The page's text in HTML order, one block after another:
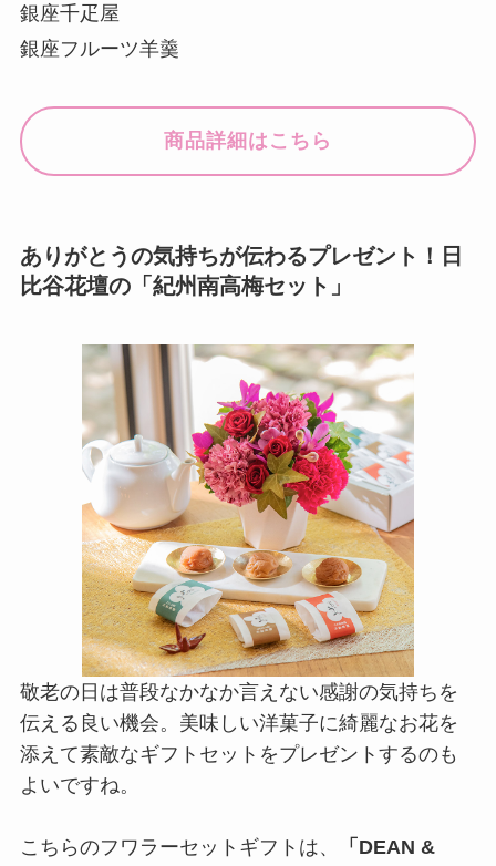
銀座千疋屋
銀座フルーツ羊羹
商品詳細はこちら
ありがとうの気持ちが伝わるプレゼント！日
比谷花壇の「紀州南高梅セット」
敬老の日は普段なかなか言えない感謝の気持ちを
伝える良い機会。美味しい洋菓子に綺麗なお花を
添えて素敵なギフトセットをプレゼントするのも
よいですね。
こちらのフワラーセットギフトは、
「DEAN &